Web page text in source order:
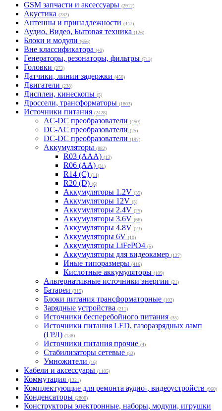
GSM запчасти и аксессуары (2912)
Акустика (282)
Антенны и принадлежности (447)
Аудио, Видео, Бытовая техника (126)
Блоки и модули (656)
Вне классификатора (40)
Генераторы, резонаторы, фильтры (713)
Головки (273)
Датчики, линии задержки (450)
Двигатели (238)
Дисплеи, кинескопы (5)
Дроссели, трансформаторы (1803)
Источники питания (2428)
AC-DC преобразователи (450)
DC-AC преобразователи (25)
DC-DC преобразователи (197)
Аккумуляторы (882)
R03 (ААА) (13)
R06 (AA) (31)
R14 (С) (11)
R20 (D) (6)
Аккумуляторы 1.2V (35)
Аккумуляторы 12V (5)
Аккумуляторы 2.4V (25)
Аккумуляторы 3.6V (66)
Аккумуляторы 4.8V (23)
Аккумуляторы 6V (10)
Аккумуляторы LiFePO4 (5)
Аккумуляторы для видеокамер (127)
Иные типоразмеры (416)
Кислотные аккумуляторы (109)
Альтернативные источники энергии (21)
Батареи (315)
Блоки питания трансформаторные (102)
Зарядные устройства (211)
Источники бесперебойного питания (35)
Источники питания LED, газоразрядных ламп
(ГРЛ) (138)
Источники питания прочие (4)
Стабилизаторы сетевые (32)
Умножители (16)
Кабели и аксессуары (1105)
Коммутация (1321)
Комплектующие для ремонта аудио-, видеоустройств (960)
Конденсаторы (2800)
Конструкторы электронные, наборы, модули, игрушки